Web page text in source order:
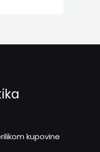
kupovine